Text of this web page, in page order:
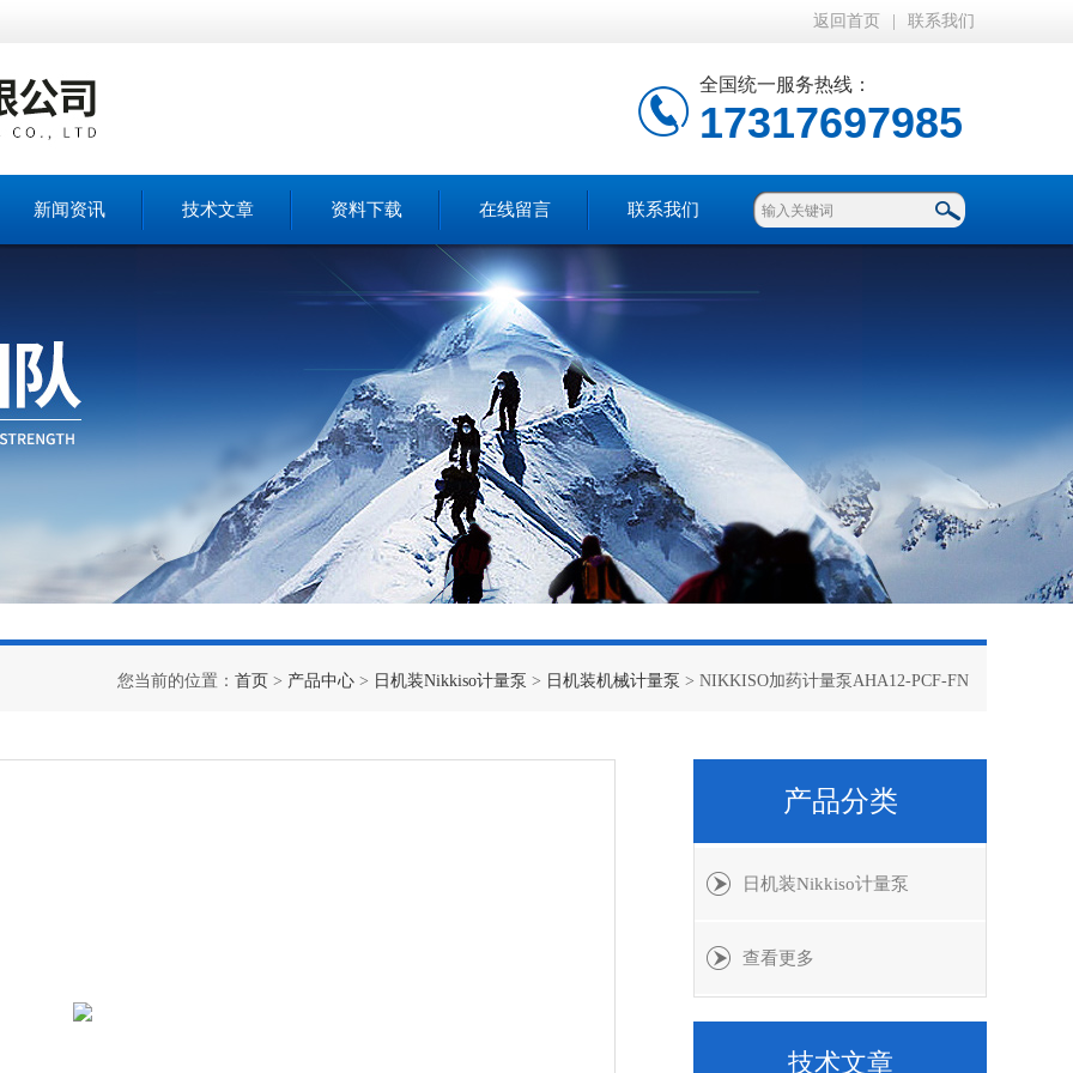
返回首页 联系我们
全国统一服务热线：
17317697985
新闻资讯 技术文章 资料下载 在线留言 联系我们
您当前的位置： 首页 > 产品中心 > 日机装Nikkiso计量泵 > 日机装机械计量泵 > NIKKISO加药计量泵AHA12-PCF-FN
产品分类
日机装Nikkiso计量泵
查看更多
技术文章